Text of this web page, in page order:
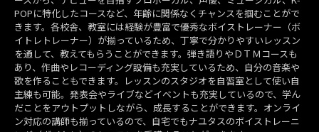
POPに特化したコースなど、年齢に関係なくチャンスを掴むことがで
きます。各校舎、教室には経験が豊富で優秀なボイストレーナー（ボ
イトレトレーナー）が揃っているため、丁寧で分かりやすいレッスン
を通して、教えてもらうことができます。弾き語りやＤＴＭコースも
あり、作曲やレコーディング設備も充実しているため、自分の音楽や
歌を作ることもできます。レッスンのスタジオを自習室として使い自
主練も可能。発表会やライブなどイベントも充実しているので、学ん
だことをアウトプットしながら、成長することができます。オンライ
ン対応の講師も揃っているので、自宅でもナユタスのボイストレーニ